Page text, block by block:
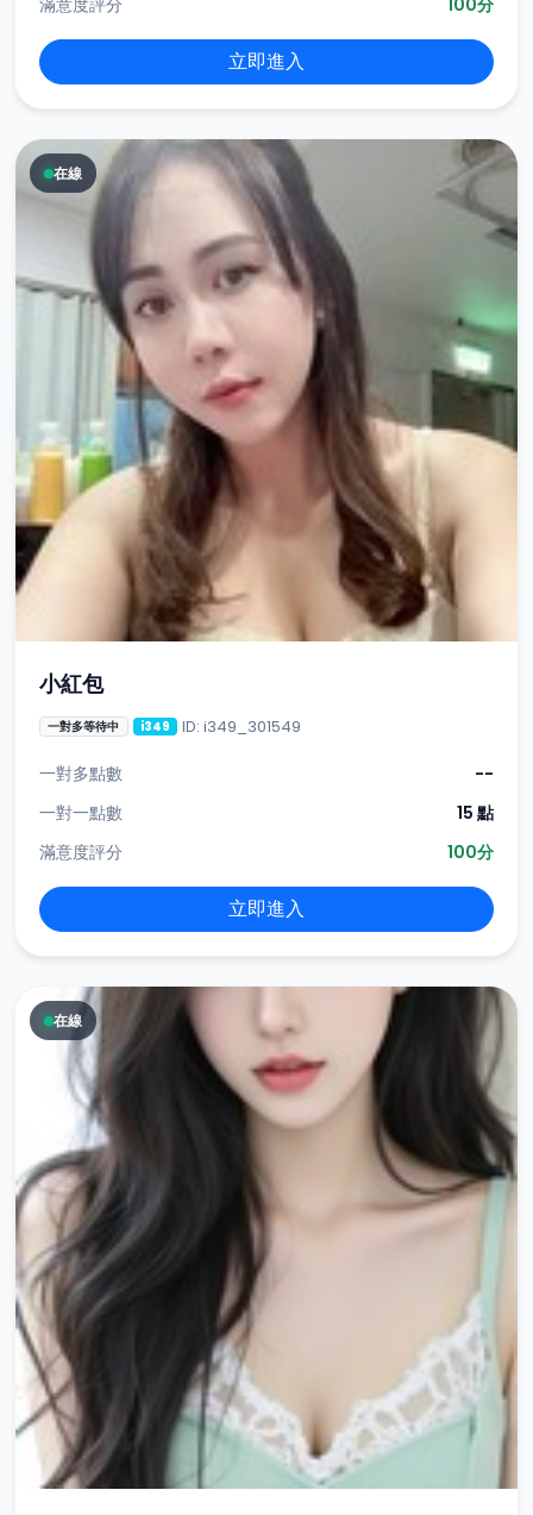
滿意度評分 100分
立即進入
在線
小紅包
一對多等待中 i349 ID: i349_301549
一對多點數
--
一對一點數
15 點
滿意度評分
100分
立即進入
在線